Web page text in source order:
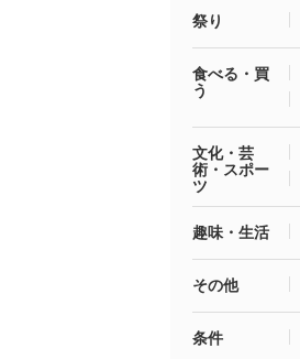
祭り
食べる・買
う
文化・芸
術・スポー
ツ
趣味・生活
その他
条件